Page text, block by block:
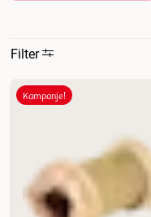
Filter
Mest relevant
Lavest pris
Tilbud
Kampanje!